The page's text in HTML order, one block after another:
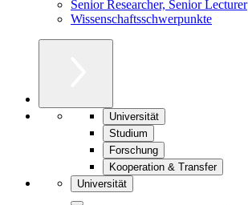
Senior Researcher, Senior Lecturer
Wissenschaftsschwerpunkte
Universität
Studium
Forschung
Kooperation & Transfer
Universität